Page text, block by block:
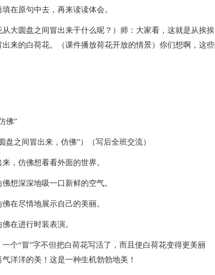
在原句中去，再来读读体会。
从大圆盘之间冒出来干什么呢？）师：大家看，这就是从挨挨
来的白荷花。（课件播放荷花开放的情景）你们想啊，这些
佛”
盘之间冒出来，仿佛”）（写后全班交流）
，仿佛想看看外面的世界。
想深深地吸一口新鲜的空气。
在尽情地展示自己的美丽。
在进行时装表演。
个“冒”字不但把白荷花写活了，而且使白荷花变得更美丽
洋洋的美！这是一种生机勃勃地美！